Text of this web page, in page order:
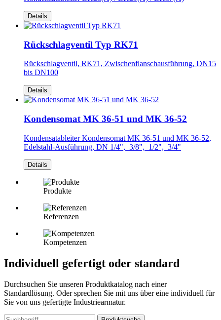
Details
Rückschlagventil Typ RK71
Rückschlagventil, RK71, Zwischenflanschausführung, DN15
bis DN100
Details
Kondensomat MK 36-51 und MK 36-52
Kondensatableiter Kondensomat MK 36-51 und MK 36-52,
Edelstahl-Ausführung, DN 1/4", 3/8", 1/2", 3/4"
Details
Produkte
Referenzen
Kompetenzen
Individuell gefertigt oder standard
Durchsuchen Sie unseren Produktkatalog nach einer
Standardlösung. Oder sprechen Sie mit uns über eine individuell für
Sie von uns gefertigte Industriearmatur.